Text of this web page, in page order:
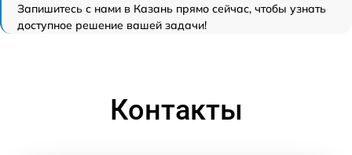
Запишитесь с нами в Казань прямо сейчас, чтобы узнать
доступное решение вашей задачи!
Контакты